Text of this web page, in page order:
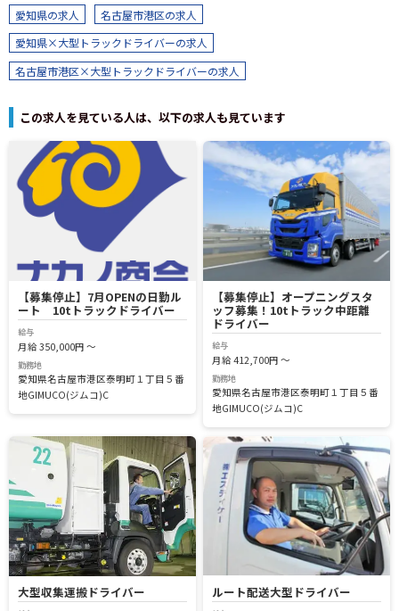
愛知県の求人
名古屋市港区の求人
愛知県×大型トラックドライバーの求人
名古屋市港区×大型トラックドライバーの求人
この求人を見ている人は、以下の求人も見ています
【募集停止】7月OPENの日勤ル
ート 10tトラックドライバー
給与
月給 350,000円 ～
勤務地
愛知県名古屋市港区泰明町１丁目５番
地GIMUCO(ジムコ)C
【募集停止】オープニングスタ
ッフ募集！10tトラック中距離
ドライバー
給与
月給 412,700円 ～
勤務地
愛知県名古屋市港区泰明町１丁目５番
地GIMUCO(ジムコ)C
大型収集運搬ドライバー ルート配送大型ドライバー